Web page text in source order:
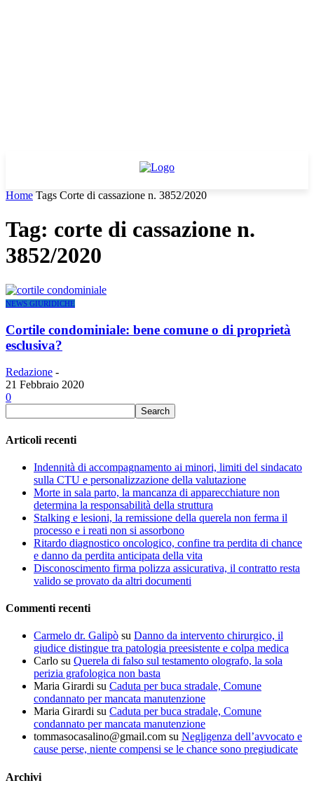
Home Tags Corte di cassazione n. 3852/2020
Tag: corte di cassazione n.
3852/2020
NEWS GIURIDICHE
Cortile condominiale: bene comune o di proprietà
esclusiva?
Redazione -
21 Febbraio 2020
0
Articoli recenti
Indennità di accompagnamento ai minori, limiti del sindacato
sulla CTU e personalizzazione della valutazione
Morte in sala parto, la mancanza di apparecchiature non
determina la responsabilità della struttura
Stalking e lesioni, la remissione della querela non ferma il
processo e i reati non si assorbono
Ritardo diagnostico oncologico, confine tra perdita di chance
e danno da perdita anticipata della vita
Disconoscimento firma polizza assicurativa, il contratto resta
valido se provato da altri documenti
Commenti recenti
Carmelo dr. Galipò su Danno da intervento chirurgico, il
giudice distingue tra patologia preesistente e colpa medica
Carlo su Querela di falso sul testamento olografo, la sola
perizia grafologica non basta
Maria Girardi su Caduta per buca stradale, Comune
condannato per mancata manutenzione
Maria Girardi su Caduta per buca stradale, Comune
condannato per mancata manutenzione
tommasocasalino@gmail.com su Negligenza dell’avvocato e
cause perse, niente compensi se le chance sono pregiudicate
Archivi